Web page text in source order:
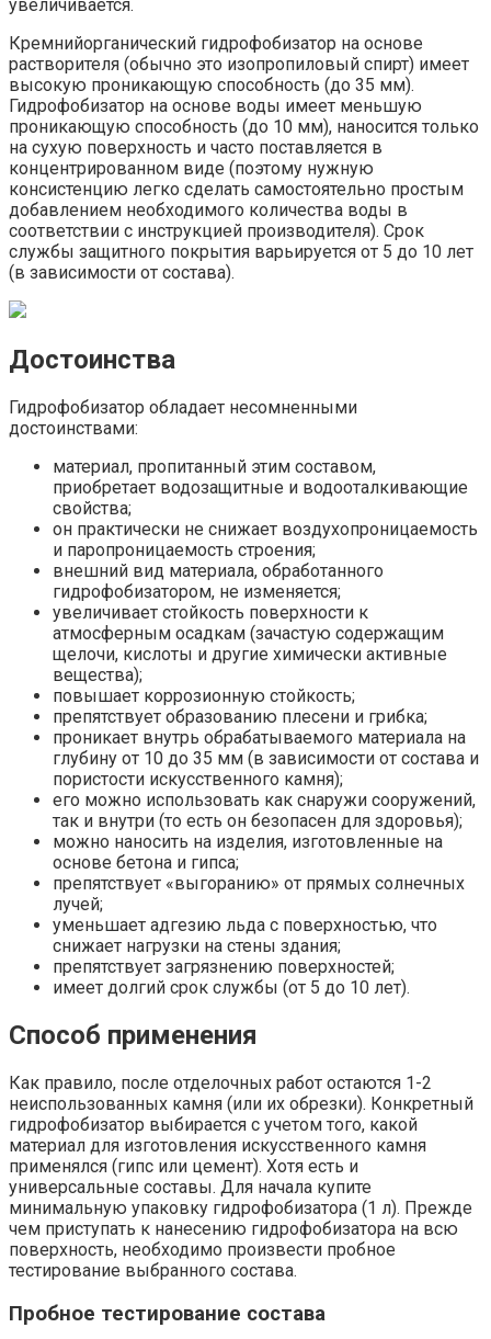
увеличивается.
Кремнийорганический гидрофобизатор на основе
растворителя (обычно это изопропиловый спирт) имеет
высокую проникающую способность (до 35 мм).
Гидрофобизатор на основе воды имеет меньшую
проникающую способность (до 10 мм), наносится только
на сухую поверхность и часто поставляется в
концентрированном виде (поэтому нужную
консистенцию легко сделать самостоятельно простым
добавлением необходимого количества воды в
соответствии с инструкцией производителя). Срок
службы защитного покрытия варьируется от 5 до 10 лет
(в зависимости от состава).
Достоинства
Гидрофобизатор обладает несомненными
достоинствами:
материал, пропитанный этим составом,
приобретает водозащитные и водооталкивающие
свойства;
он практически не снижает воздухопроницаемость
и паропроницаемость строения;
внешний вид материала, обработанного
гидрофобизатором, не изменяется;
увеличивает стойкость поверхности к
атмосферным осадкам (зачастую содержащим
щелочи, кислоты и другие химически активные
вещества);
повышает коррозионную стойкость;
препятствует образованию плесени и грибка;
проникает внутрь обрабатываемого материала на
глубину от 10 до 35 мм (в зависимости от состава и
пористости искусственного камня);
его можно использовать как снаружи сооружений,
так и внутри (то есть он безопасен для здоровья);
можно наносить на изделия, изготовленные на
основе бетона и гипса;
препятствует «выгоранию» от прямых солнечных
лучей;
уменьшает адгезию льда с поверхностью, что
снижает нагрузки на стены здания;
препятствует загрязнению поверхностей;
имеет долгий срок службы (от 5 до 10 лет).
Способ применения
Как правило, после отделочных работ остаются 1-2
неиспользованных камня (или их обрезки). Конкретный
гидрофобизатор выбирается с учетом того, какой
материал для изготовления искусственного камня
применялся (гипс или цемент). Хотя есть и
универсальные составы. Для начала купите
минимальную упаковку гидрофобизатора (1 л). Прежде
чем приступать к нанесению гидрофобизатора на всю
поверхность, необходимо произвести пробное
тестирование выбранного состава.
Пробное тестирование состава